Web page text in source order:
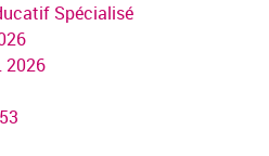
Spécialisé
2026